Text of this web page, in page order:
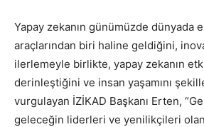
Yapay zekanın günümüzde dünyada
araçlarından biri haline geldiğini,
ilerlemeyle birlikte, yapay zekanın
derinleştiğini ve insan yaşamını
vurgulayan İZİKAD Başkanı Erten,
geleceğin liderleri ve yenilikçileri